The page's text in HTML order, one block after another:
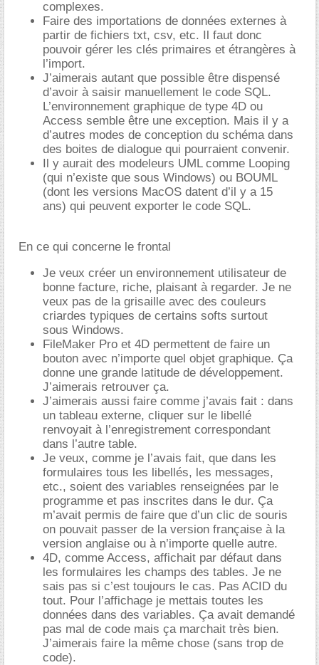
complexes.
Faire des importations de données externes à
partir de fichiers txt, csv, etc. Il faut donc
pouvoir gérer les clés primaires et étrangères à
l’import.
J’aimerais autant que possible être dispensé
d’avoir à saisir manuellement le code SQL.
L’environnement graphique de type 4D ou
Access semble être une exception. Mais il y a
d’autres modes de conception du schéma dans
des boites de dialogue qui pourraient convenir.
Il y aurait des modeleurs UML comme Looping
(qui n’existe que sous Windows) ou BOUML
(dont les versions MacOS datent d’il y a 15
ans) qui peuvent exporter le code SQL.
En ce qui concerne le frontal
Je veux créer un environnement utilisateur de
bonne facture, riche, plaisant à regarder. Je ne
veux pas de la grisaille avec des couleurs
criardes typiques de certains softs surtout
sous Windows.
FileMaker Pro et 4D permettent de faire un
bouton avec n’importe quel objet graphique. Ça
donne une grande latitude de développement.
J’aimerais retrouver ça.
J’aimerais aussi faire comme j’avais fait : dans
un tableau externe, cliquer sur le libellé
renvoyait à l’enregistrement correspondant
dans l’autre table.
Je veux, comme je l’avais fait, que dans les
formulaires tous les libellés, les messages,
etc., soient des variables renseignées par le
programme et pas inscrites dans le dur. Ça
m’avait permis de faire que d’un clic de souris
on pouvait passer de la version française à la
version anglaise ou à n’importe quelle autre.
4D, comme Access, affichait par défaut dans
les formulaires les champs des tables. Je ne
sais pas si c’est toujours le cas. Pas ACID du
tout. Pour l’affichage je mettais toutes les
données dans des variables. Ça avait demandé
pas mal de code mais ça marchait très bien.
J’aimerais faire la même chose (sans trop de
code).